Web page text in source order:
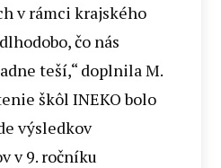
v rámci krajského
čo nás
teší,“ doplnila M.
škôl INEKO bolo
výsledkov
v 9. ročníku